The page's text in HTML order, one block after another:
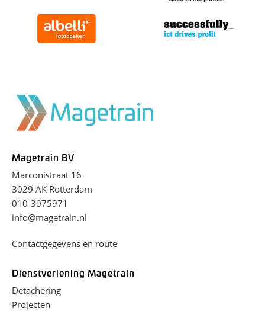
Magetrain BV
Marconistraat 16
3029 AK Rotterdam
010-3075971
info@magetrain.nl
Contactgegevens en route
Dienstverlening Magetrain
Detachering
Projecten